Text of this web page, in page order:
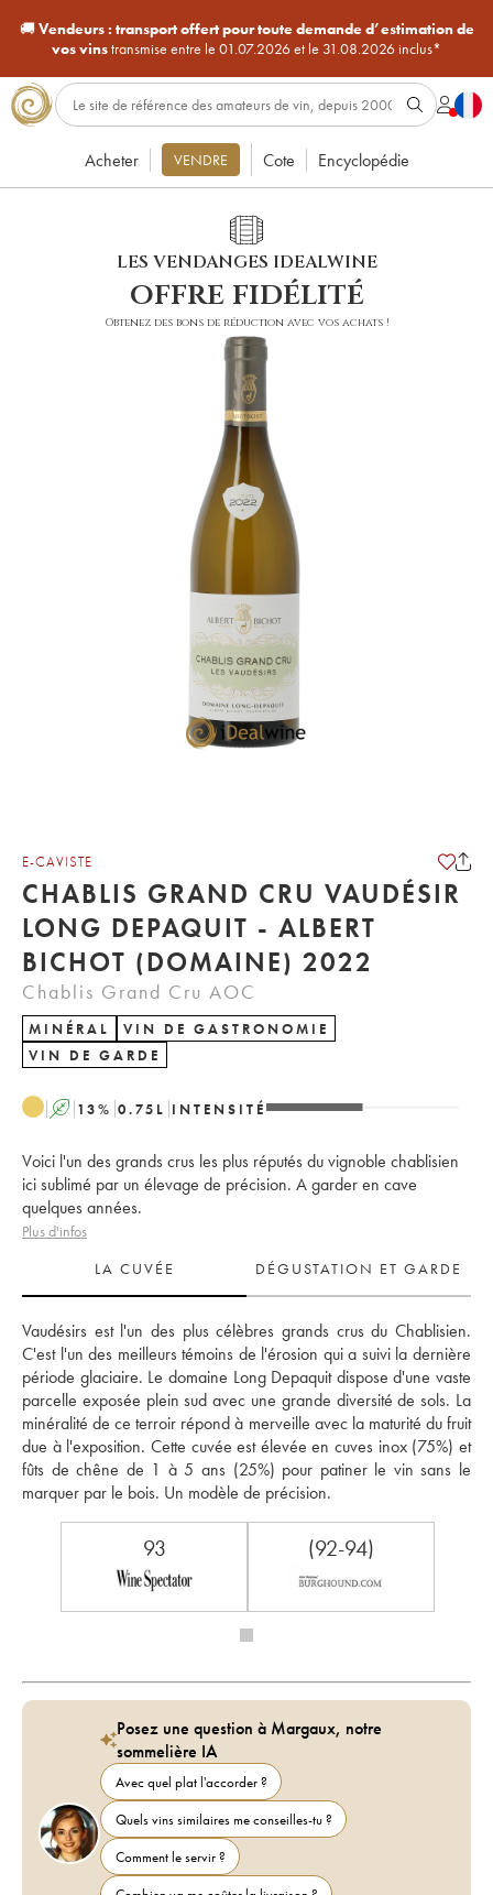
🚚Vendeurs : transport offert pour toute demande d’estimation de
vos vinstransmise entre le 01.07.2026 et le 31.08.2026 inclus*
Acheter VENDRE Cote Encyclopédie
LES VENDANGES IDEALWINE
offre fidélité
Obtenez des bons de réduction avec vos achats !
E-CAVISTE
CHABLIS GRAND CRU VAUDÉSIR
LONG DEPAQUIT - ALBERT
BICHOT (DOMAINE) 2022
Chablis Grand Cru AOC
MINÉRAL
VIN DE GASTRONOMIE
VIN DE GARDE
A 13% 0.75 L INTENSITÉ
Voici l'un des grands crus les plus réputés du vignoble chablisien
ici sublimé par un élevage de précision. A garder en cave
quelques années.
Plus d'infos
LA CUVÉE
DÉGUSTATION ET GARDE
Vaudésirs est l'un des plus célèbres grands crus du Chablisien.
C'est l'un des meilleurs témoins de l'érosion qui a suivi la dernière
période glaciaire. Le domaine Long Depaquit dispose d'une vaste
parcelle exposée plein sud avec une grande diversité de sols. La
minéralité de ce terroir répond à merveille avec la maturité du fruit
due à l'exposition. Cette cuvée est élevée en cuves inox (75%) et
fûts de chêne de 1 à 5 ans (25%) pour patiner le vin sans le
marquer par le bois. Un modèle de précision.
93 (92-94)
Posez une question à Margaux, notre
sommelière IA
Avec quel plat l'accorder ?
Quels vins similaires me conseilles-tu ?
Comment le servir ?